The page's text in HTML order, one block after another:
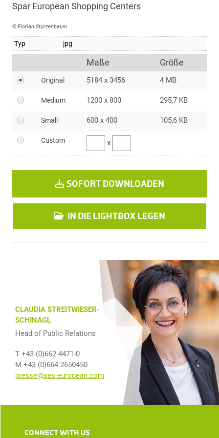
Spar European Shopping Centers
© Florian Stürzenbaum
Typ jpg
Maße Größe
Original 5184 x 3456 4 MB
Medium 1200 x 800 295,7 KB
Small 600 x 400 105,6 KB
Custom x
SOFORT DOWNLOADEN
IN DIE LIGHTBOX LEGEN
CLAUDIA STREITWIESER-
SCHINAGL
Head of Public Relations
T +43 (0)662 4471-0
M +43 (0)664 2650450
presse@ses-european.com
CONNECT WITH US